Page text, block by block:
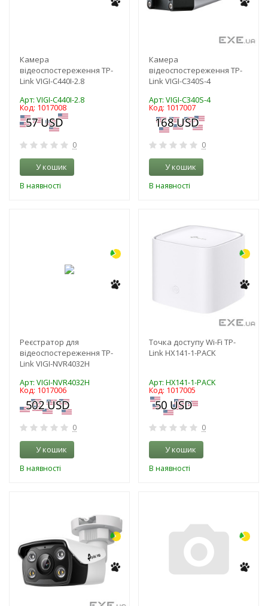
Камера
відеоспостереження TP-
Link VIGI-C440I-2.8
Арт: VIGI-C440I-2.8
Код: 1017008
0
У кошик
В наявності
Камера
відеоспостереження TP-
Link VIGI-C340S-4
Арт: VIGI-C340S-4
Код: 1017007
0
У кошик
В наявності
Реєстратор для
відеоспостереження TP-
Link VIGI-NVR4032H
Арт: VIGI-NVR4032H
Код: 1017006
0
У кошик
В наявності
NEW!
Точка доступу Wi-Fi TP-
Link HX141-1-PACK
Арт: HX141-1-PACK
Код: 1017005
0
У кошик
В наявності